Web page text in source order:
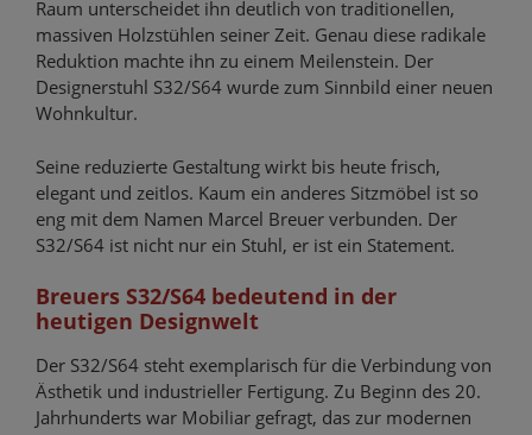
Raum unterscheidet ihn deutlich von traditionellen,
massiven Holzstühlen seiner Zeit. Genau diese radikale
Reduktion machte ihn zu einem Meilenstein. Der
Designerstuhl S32/S64 wurde zum Sinnbild einer neuen
Wohnkultur.
Seine reduzierte Gestaltung wirkt bis heute frisch,
elegant und zeitlos. Kaum ein anderes Sitzmöbel ist so
eng mit dem Namen Marcel Breuer verbunden. Der
S32/S64 ist nicht nur ein Stuhl, er ist ein Statement.
Breuers S32/S64 bedeutend in der
heutigen Designwelt
Der S32/S64 steht exemplarisch für die Verbindung von
Ästhetik und industrieller Fertigung. Zu Beginn des 20.
Jahrhunderts war Mobiliar gefragt, das zur modernen